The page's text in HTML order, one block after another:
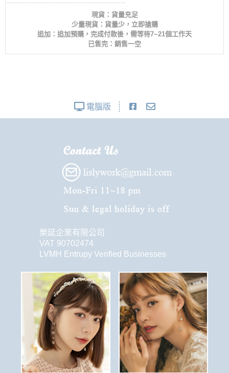
現貨：貨量充足
少量現貨：貨量少，立即搶購
追加：追加預購，完成付款後，需等待7~21個工作天
已售完：銷售一空
電腦版
樂延企業有限公司
VAT 90702474
LVMH Entrupy Verified Businesses